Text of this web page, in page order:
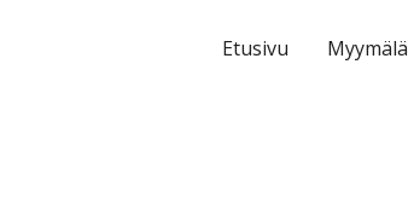
Etusivu Myymälä